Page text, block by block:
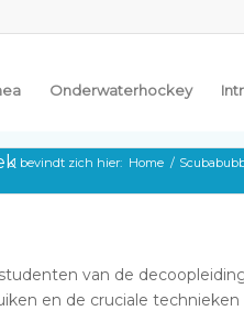
Onderwaterhockey
U bevindt zich hier: Home /
van de
en de cruciale